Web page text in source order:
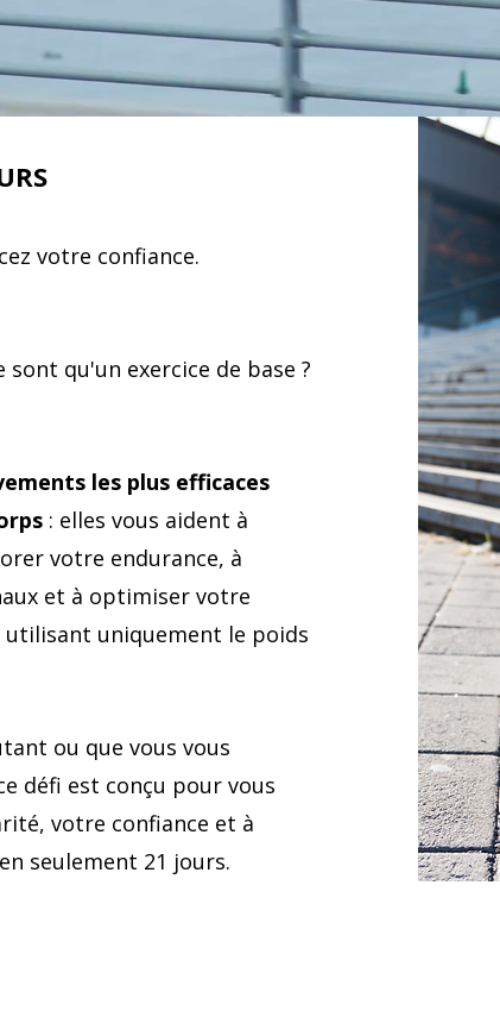
votre confiance.
qu'un exercice de base ?
les plus efficaces
: elles vous aident à
votre endurance, à
et à optimiser votre
uniquement le poids
ou que vous vous
défi est conçu pour vous
votre confiance et à
seulement 21 jours.